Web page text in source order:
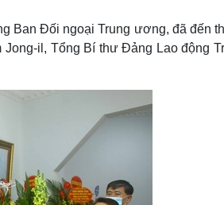
Vì
Thời trang
Sao Việt
Ban Đối ngoại Trung ương, đã đến
il, Tổng Bí thư Đảng Lao động